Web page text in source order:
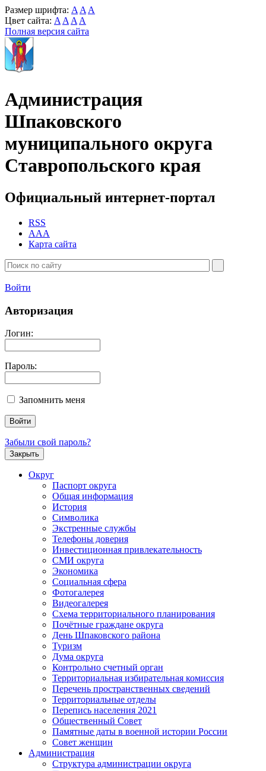
Размер шрифта: A A A
Цвет сайта: A A A A
Полная версия сайта
Администрация
Шпаковского
муниципального округа
Ставропольского края
Официальный интернет-портал
RSS
AAA
Карта сайта
Войти
Авторизация
Логин:
Пароль:
Запомнить меня
Забыли свой пароль?
Закрыть
Округ
Паспорт округа
Общая информация
История
Символика
Экстренные службы
Телефоны доверия
Инвестиционная привлекательность
СМИ округа
Экономика
Социальная сфера
Фотогалерея
Видеогалерея
Схема территориального планирования
Почётные граждане округа
День Шпаковского района
Туризм
Дума округа
Контрольно счетный орган
Территориальная избирательная комиссия
Перечень пространственных сведений
Территориальные отделы
Перепись населения 2021
Общественный Совет
Памятные даты в военной истории России
Совет женщин
Администрация
Структура администрации округа